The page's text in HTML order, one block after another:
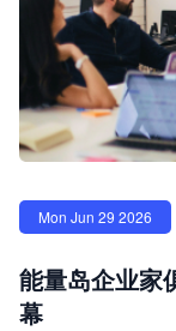
Mon Jun 29 2026
能量岛企业家
幕